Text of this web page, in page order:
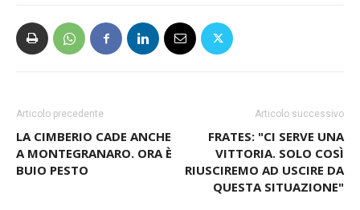
Articolo precedente
LA CIMBERIO CADE ANCHE
A MONTEGRANARO. ORA È
BUIO PESTO
Articolo successivo
FRATES: "CI SERVE UNA
VITTORIA. SOLO COSÌ
RIUSCIREMO AD USCIRE DA
QUESTA SITUAZIONE"